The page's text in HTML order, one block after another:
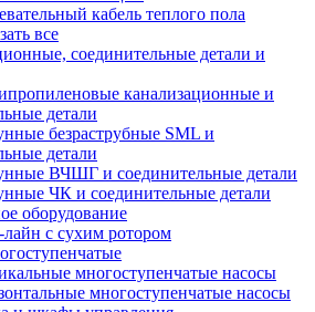
кабель теплого пола
все
соединительные детали и
канализационные и
детали
безраструбные SML и
детали
ВЧШГ и соединительные детали
ЧК и соединительные детали
оборудование
с сухим ротором
многоступенчатые насосы
многоступенчатые насосы